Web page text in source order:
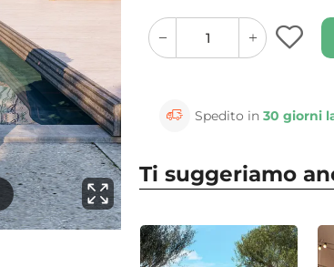
⚲ Clicca
quantity
button
quantity
minus
button
Spedito in30 giorni
Ti suggeriamo